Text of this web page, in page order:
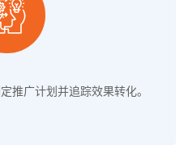
推广计划并追踪效果转化。